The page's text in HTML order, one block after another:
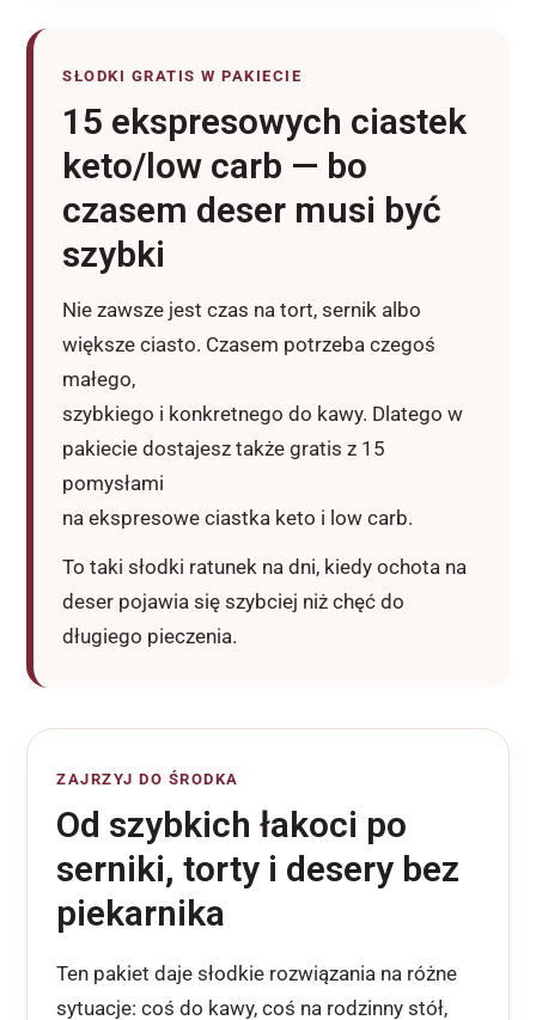
SŁODKI GRATIS W PAKIECIE
15 ekspresowych ciastek
keto/low carb — bo
czasem deser musi być
szybki
Nie zawsze jest czas na tort, sernik albo
większe ciasto. Czasem potrzeba czegoś
małego,
szybkiego i konkretnego do kawy. Dlatego w
pakiecie dostajesz także gratis z 15
pomysłami
na ekspresowe ciastka keto i low carb.
To taki słodki ratunek na dni, kiedy ochota na
deser pojawia się szybciej niż chęć do
długiego pieczenia.
ZAJRZYJ DO ŚRODKA
Od szybkich łakoci po
serniki, torty i desery bez
piekarnika
Ten pakiet daje słodkie rozwiązania na różne
sytuacje: coś do kawy, coś na rodzinny stół,